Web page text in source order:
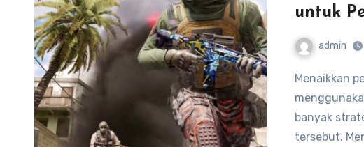
untuk
admin
Menaikkan peringkat di Call of Duty Mobile tanpa
banyak
tersebut.